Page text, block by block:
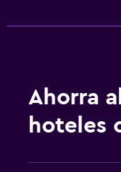
Ahorra
hoteles